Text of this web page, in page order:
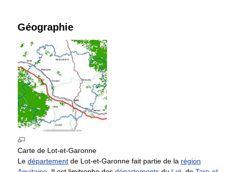
Géographie
Carte de Lot-et-Garonne
Le département de Lot-et-Garonne fait partie de la région